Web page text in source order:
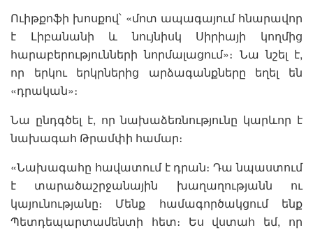
Ուիթքոֆի խոսքով՝ «մոտ ապագայում հնարավոր
է Լիբանանի և նույնիսկ Սիրիայի կողմից
հարաբերությունների նորմալացում»։ Նա նշել է,
որ երկու երկրներից արձագանքները եղել են
«դրական»։
Նա ընդգծել է, որ նախաձեռնությունը կարևոր է
նախագահ Թրամփի համար։
«Նախագահը հավատում է դրան։ Դա նպաստում
է տարածաշրջանային խաղաղությանն ու
կայունությանը։ Մենք համագործակցում ենք
Պետդեպարտամենտի հետ։ Ես վստահ եմ, որ